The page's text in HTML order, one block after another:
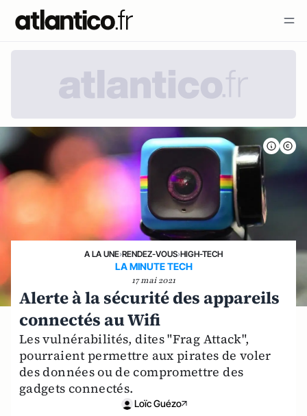
A LA UNE›RENDEZ-VOUS›HIGH-TECH
LA MINUTE TECH
17 mai 2021
Alerte à la sécurité des appareils
connectés au Wifi
Les vulnérabilités, dites "Frag Attack",
pourraient permettre aux pirates de voler
des données ou de compromettre des
gadgets connectés.
Loïc Guézo